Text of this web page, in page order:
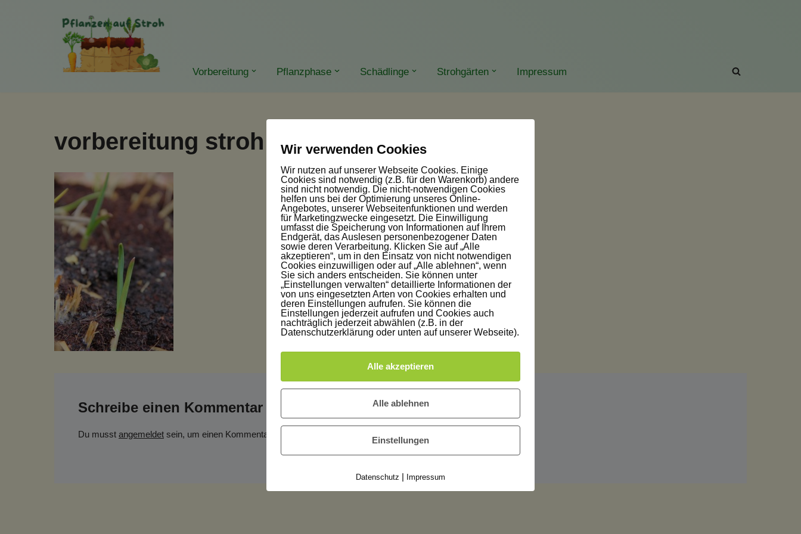
Vorbereitung Pflanzphase Schädlinge Strohgärten Impressum
vorbereitung stroh
Schreibe einen Kommentar
Du musst angemeldet sein, um einen Kommentar abzugeben.
Wir verwenden Cookies
Wir nutzen auf unserer Webseite Cookies. Einige
Cookies sind notwendig (z.B. für den Warenkorb) andere
sind nicht notwendig. Die nicht-notwendigen Cookies
helfen uns bei der Optimierung unseres Online-
Angebotes, unserer Webseitenfunktionen und werden
für Marketingzwecke eingesetzt. Die Einwilligung
umfasst die Speicherung von Informationen auf Ihrem
Endgerät, das Auslesen personenbezogener Daten
sowie deren Verarbeitung. Klicken Sie auf „Alle
akzeptieren“, um in den Einsatz von nicht notwendigen
Cookies einzuwilligen oder auf „Alle ablehnen“, wenn
Sie sich anders entscheiden. Sie können unter
„Einstellungen verwalten“ detaillierte Informationen der
von uns eingesetzten Arten von Cookies erhalten und
deren Einstellungen aufrufen. Sie können die
Einstellungen jederzeit aufrufen und Cookies auch
nachträglich jederzeit abwählen (z.B. in der
Datenschutzerklärung oder unten auf unserer Webseite).
Alle akzeptieren
Alle ablehnen
Einstellungen
Datenschutz | Impressum